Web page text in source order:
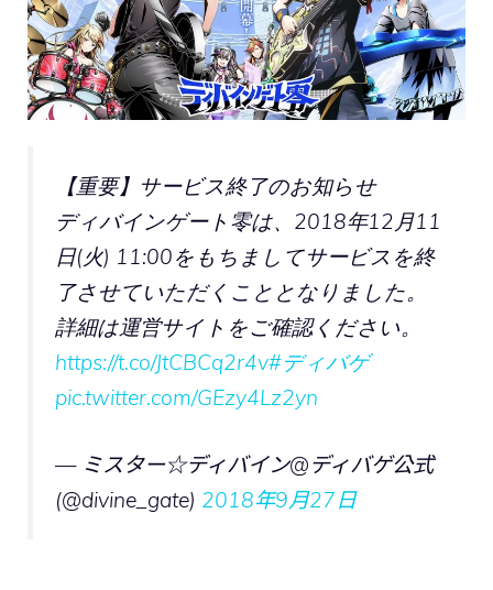
【重要】サービス終了のお知らせ
ディバインゲート零は、2018年12月11
日(火) 11:00をもちましてサービスを終
了させていただくこととなりました。
詳細は運営サイトをご確認ください。
https://t.co/JtCBCq2r4v#ディバゲ
pic.twitter.com/GEzy4Lz2yn
— ミスター☆ディバイン@ディバゲ公式
(@divine_gate) 2018年9月27日